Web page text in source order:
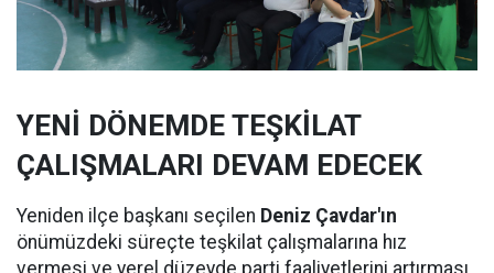
YENİ DÖNEMDE TEŞKİLAT
ÇALIŞMALARI DEVAM EDECEK
Yeniden ilçe başkanı seçilen Deniz Çavdar'ın
önümüzdeki süreçte teşkilat çalışmalarına hız